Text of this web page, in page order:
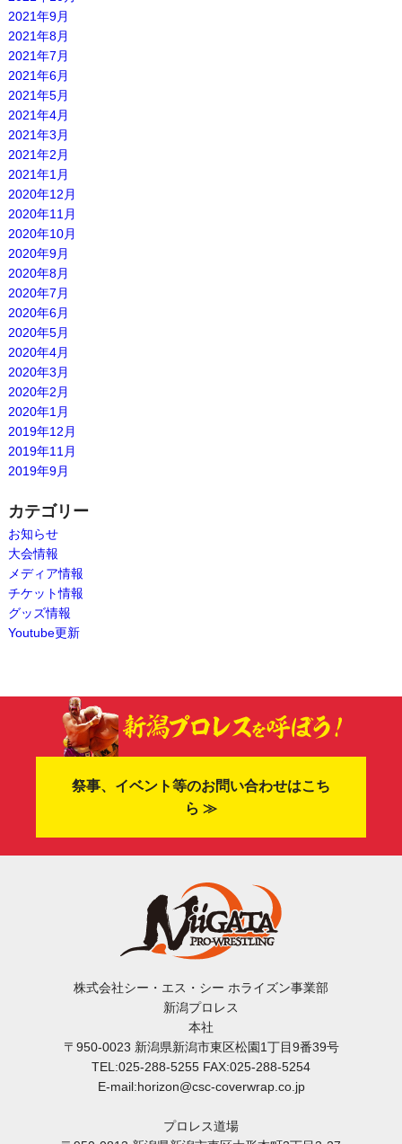
2021年9月
2021年8月
2021年7月
2021年6月
2021年5月
2021年4月
2021年3月
2021年2月
2021年1月
2020年12月
2020年11月
2020年10月
2020年9月
2020年8月
2020年7月
2020年6月
2020年5月
2020年4月
2020年3月
2020年2月
2020年1月
2019年12月
2019年11月
2019年9月
カテゴリー
お知らせ
大会情報
メディア情報
チケット情報
グッズ情報
Youtube更新
祭事、イベント等のお問い合わせはこち
ら ≫
株式会社シー・エス・シー ホライズン事業部
新潟プロレス
本社
〒950-0023 新潟県新潟市東区松園1丁目9番39号
TEL:025-288-5255 FAX:025-288-5254
E-mail:horizon@csc-coverwrap.co.jp
プロレス道場